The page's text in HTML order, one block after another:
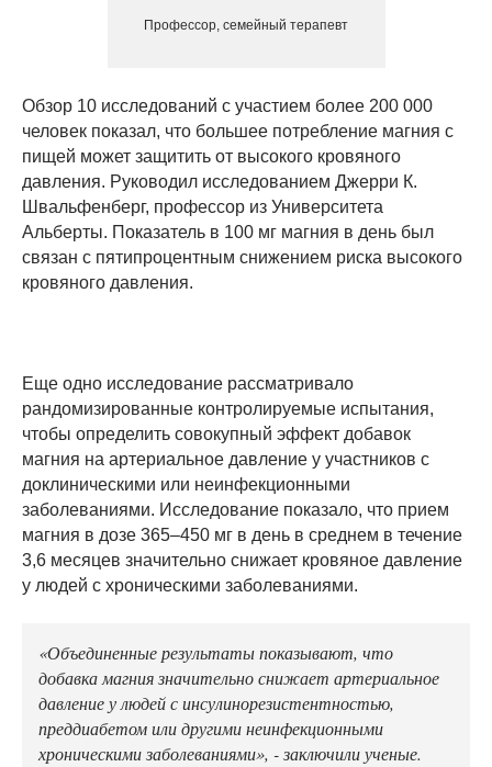
Профессор, семейный терапевт
Обзор 10 исследований с участием более 200 000
человек показал, что большее потребление магния с
пищей может защитить от высокого кровяного
давления. Руководил исследованием Джерри К.
Швальфенберг, профессор из Университета
Альберты. Показатель в 100 мг магния в день был
связан с пятипроцентным снижением риска высокого
кровяного давления.
Еще одно исследование рассматривало
рандомизированные контролируемые испытания,
чтобы определить совокупный эффект добавок
магния на артериальное давление у участников с
доклиническими или неинфекционными
заболеваниями. Исследование показало, что прием
магния в дозе 365–450 мг в день в среднем в течение
3,6 месяцев значительно снижает кровяное давление
у людей с хроническими заболеваниями.
«Объединенные результаты показывают, что
добавка магния значительно снижает артериальное
давление у людей с инсулинорезистентностью,
преддиабетом или другими неинфекционными
хроническими заболеваниями», - заключили ученые.